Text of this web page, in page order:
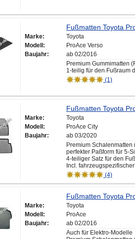
Fußmatten Toyota
Marke:
Toyota
Modell:
ProAce Verso
Baujahr:
ab 02/2016
Premium Gummimatten
1-teilig für den Fußraum
(1)
Fußmatten Toyota
Marke:
Toyota
Modell:
ProAce City
Baujahr:
ab 03/2020
Premium Schalenmatten
perfekter Paßform für 5-
4-teiliger Satz für den
Incl.
(4)
Fußmatten Toyota
Marke:
Toyota
Modell:
ProAce
Baujahr:
ab 02/2016
Auch für Elektro-Modelle